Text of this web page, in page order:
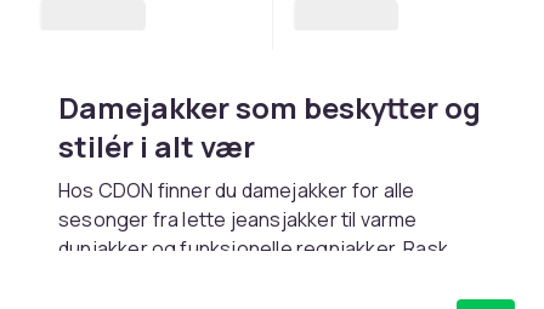
Damejakker som beskytter og
stilér i alt vær
Hos CDON finner du damejakker for alle
sesonger fra lette jeansjakker til varme
dunjakker og funksjonelle regnjakker. Rask